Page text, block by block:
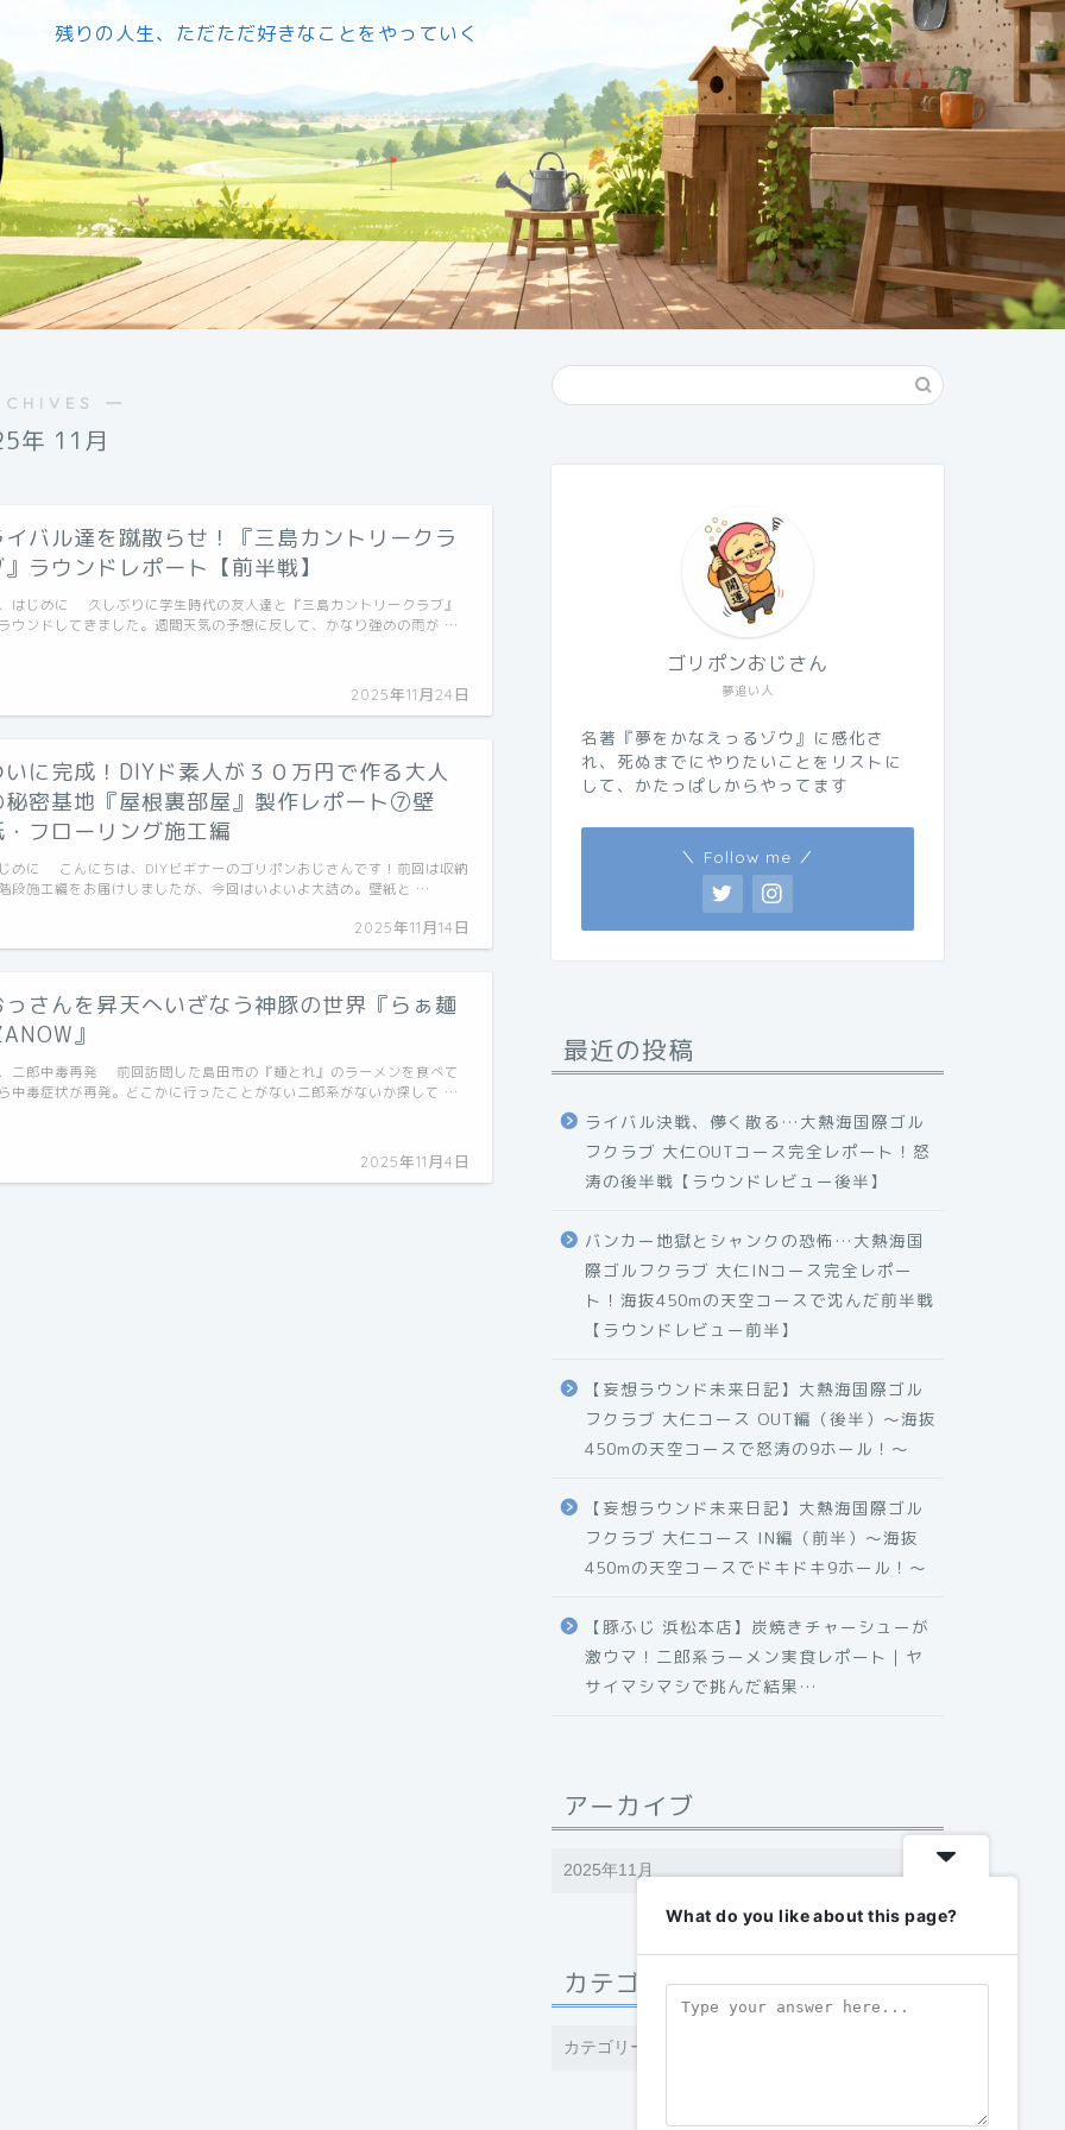
残りの人生、ただただ好きなことをやっていく
―
年 11月
イバル達を蹴散らせ！『三島カントリークラ
ラウンドレポート【前半戦】
2025年11月24日
はじめに 久しぶりに学生時代の友人達と『三島カントリークラブ』
ウンドしてきました。週間天気の予想に反して、かなり強めの雨が …
いに完成！DIYド素人が３０万円で作る大人
秘密基地『屋根裏部屋』製作レポート⑦壁
・フローリング施工編
2025年11月14日
めに こんにちは、DIYビギナーのゴリポンおじさんです！前回は収納
段施工編をお届けしましたが、今回はいよいよ大詰め。壁紙と …
っさんを昇天へいざなう神豚の世界『らぁ麺
』
2025年11月4日
二郎中毒再発 前回訪問した島田市の『麺とれ』のラーメンを食べて
中毒症状が再発。どこかに行ったことがない二郎系がないか探して …
夢追い人
ゴリポンおじさん
名著『夢をかなえっるゾウ』に感化さ
れ、死ぬまでにやりたいことをリストに
して、かたっぱしからやってます
＼ Follow me ／
最近の投稿
ライバル決戦、儚く散る…大熱海国際ゴル
フクラブ 大仁OUTコース完全レポート！怒
涛の後半戦【ラウンドレビュー後半】
バンカー地獄とシャンクの恐怖…大熱海国
際ゴルフクラブ 大仁INコース完全レポー
ト！海抜450mの天空コースで沈んだ前半戦
【ラウンドレビュー前半】
【妄想ラウンド未来日記】大熱海国際ゴル
フクラブ 大仁コース OUT編（後半）〜海抜
450mの天空コースで怒涛の9ホール！〜
【妄想ラウンド未来日記】大熱海国際ゴル
フクラブ 大仁コース IN編（前半）〜海抜
450mの天空コースでドキドキ9ホール！〜
【豚ふじ 浜松本店】炭焼きチャーシューが
激ウマ！二郎系ラーメン実食レポート｜ヤ
サイマシマシで挑んだ結果…
アーカイブ
カテゴリー
What do you like about this page?